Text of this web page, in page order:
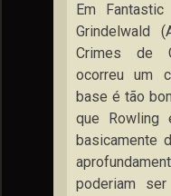
Em
Grindelwald
Crimes de
ocorreu um
base é tão
que Rowling
basicamente
poderiam